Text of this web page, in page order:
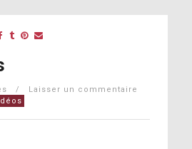
/ Laisser un commentaire